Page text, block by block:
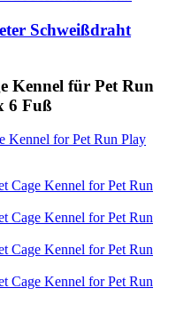
Schweißdraht
Kennel für Pet Run
6 Fuß